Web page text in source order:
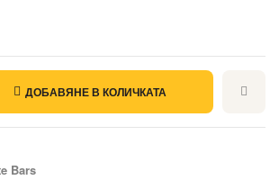
ДОБАВЯНЕ В КОЛИЧКАТА
Bars